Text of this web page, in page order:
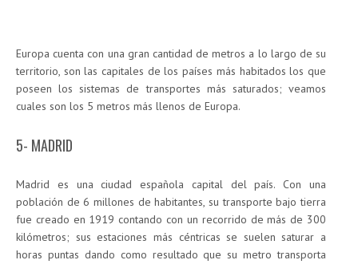
Europa cuenta con una gran cantidad de metros a lo largo de su
territorio, son las capitales de los países más habitados los que
poseen los sistemas de transportes más saturados; veamos
cuales son los 5 metros más llenos de Europa.
5- MADRID
Madrid es una ciudad española capital del país. Con una
población de 6 millones de habitantes, su transporte bajo tierra
fue creado en 1919 contando con un recorrido de más de 300
kilómetros; sus estaciones más céntricas se suelen saturar a
horas puntas dando como resultado que su metro transporta